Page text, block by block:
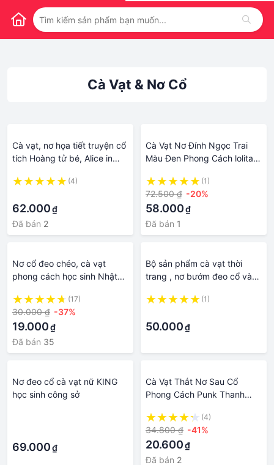
Cà Vạt & Nơ Cổ
Cà vạt, nơ họa tiết truyện cổ
tích Hoàng tử bé, Alice in
(4)
62.000₫
Đã bán 2
Cà Vạt Nơ Đính Ngọc Trai
Màu Đen Phong Cách lolita
(1)
72.500 ₫ -20%
58.000₫
Đã bán 1
Nơ cổ đeo chéo, cà vạt
phong cách học sinh Nhật
(17)
30.000 ₫ -37%
19.000₫
Đã bán 35
Bộ sản phẩm cà vạt thời
trang , nơ bướm đeo cổ và
01
(1)
50.000₫
Nơ đeo cổ cà vạt nữ KING
học sinh công sở
69.000₫
Cà Vạt Thắt Nơ Sau Cổ
Phong Cách Punk Thanh
Cà Vạt Caro / Đôi Cánh Thời
Trang Đường Phố Cá Tính
Cho Bé
(4)
34.800 ₫ -41%
20.600₫
Đã bán 2